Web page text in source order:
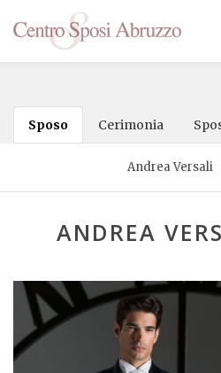
Sposo Cerimonia
Andrea Versali
ANDREA